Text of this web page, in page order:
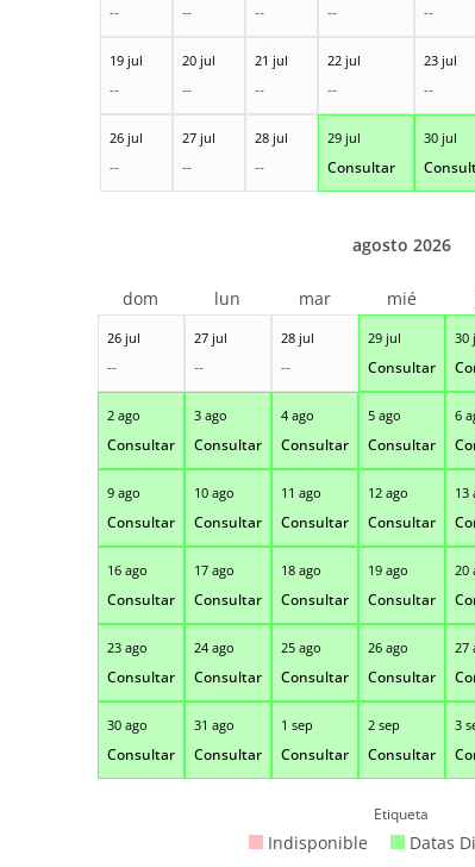
-- -- -- -- --
19 jul
--
20 jul
--
21 jul
--
22 jul
--
23 jul
--
26 jul
--
27 jul
--
28 jul
--
29 jul
Consultar
30 jul
26 jul
--
27 jul
--
28 jul
--
29 jul
Consultar
30
2 ago
Consultar
3 ago
Consultar
4 ago
Consultar
5 ago
Consultar
6
9 ago
Consultar
10 ago
Consultar
11 ago
Consultar
12 ago
Consultar
13
16 ago
Consultar
17 ago
Consultar
18 ago
Consultar
19 ago
Consultar
20
23 ago
Consultar
24 ago
Consultar
25 ago
Consultar
26 ago
Consultar
27
30 ago
Consultar
31 ago
Consultar
1 sep
Consultar
2 sep
Consultar
3
agosto 2026
dom lun mar mié
Etiqueta
Indisponible Datas